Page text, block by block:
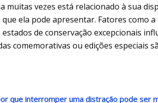
muitas vezes está relacionado à sua
ela pode apresentar. Fatores como
de conservação excepcionais
comemorativas ou edições especiais
que interromper uma distração pode ser